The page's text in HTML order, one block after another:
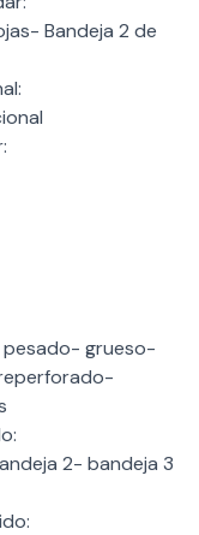
Bandeja 2 de
pesado- grueso-
2- bandeja 3